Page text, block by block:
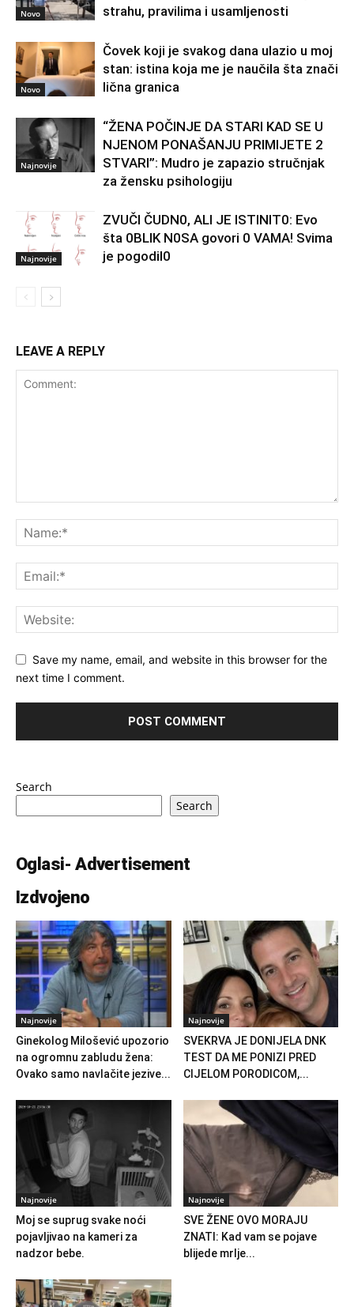
Novo
strahu, pravilima i usamljenosti
Novo
Čovek koji je svakog dana ulazio u moj
stan: istina koja me je naučila šta znači
lična granica
Najnovije
“ŽENA POČINJE DA STARI KAD SE U
NJENOM PONAŠANJU PRIMIJETE 2
STVARI”: Mudro je zapazio stručnjak
za žensku psihologiju
Najnovije
ZVUČI ČUDN0, ALI JE ISTINIT0: Evo
šta 0BLIK N0SA govori 0 VAMA! Svima
je pogodil0
LEAVE A REPLY
Save my name, email, and website in this browser for the
next time I comment.
Search
Search
Oglasi- Advertisement
Izdvojeno
Najnovije
Ginekolog Milošević upozorio
na ogromnu zabludu žena:
Ovako samo navlačite jezive...
Najnovije
SVEKRVA JE DONIJELA DNK
TEST DA ME PONIZI PRED
CIJELOM PORODICOM,...
Najnovije
Moj se suprug svake noći
pojavljivao na kameri za
nadzor bebe.
Najnovije
SVE ŽENE OVO MORAJU
ZNATI: Kad vam se pojave
blijede mrlje...